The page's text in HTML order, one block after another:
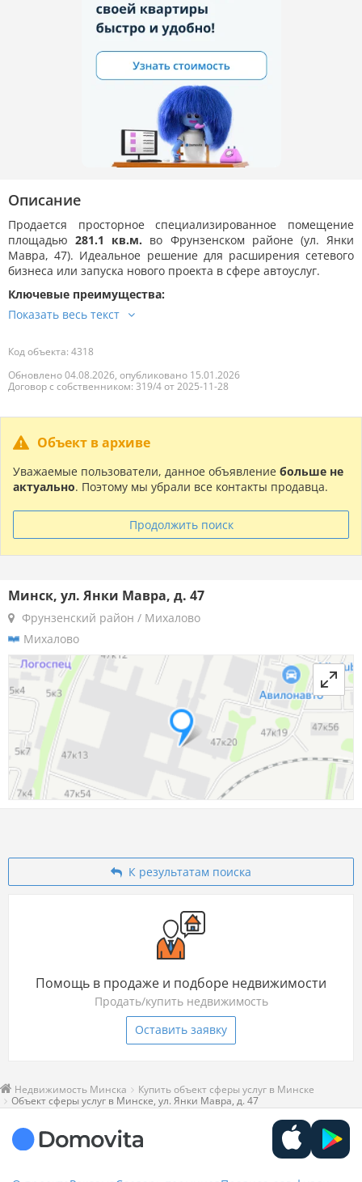
Описание
Продается просторное специализированное помещение
площадью281.1 кв.м. во Фрунзенском районе (ул. Янки
Мавра, 47). Идеальное решение для расширения сетевого
бизнеса или запуска нового проекта в сфере автоуслуг.
Ключевые преимущества:
Код объекта: 4318
Обновлено 04.08.2026, опубликовано 15.01.2026
Договор с собственником: 319/4 от 2025-11-28
Объект в архиве
Уважаемые пользователи, данное объявление больше не
актуально. Поэтому мы убрали все контакты продавца.
Продолжить поиск
Минск, ул. Янки Мавра, д. 47
Фрунзенский район / Михалово
Михалово
К результатам поиска
Помощь в продаже и подборе недвижимости
Продать/купить недвижимость
Оставить заявку
Недвижимость Минска
Купить объект сферы услуг в Минске
Объект сферы услуг в Минске, ул. Янки Мавра, д. 47